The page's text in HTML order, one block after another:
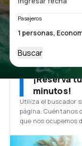
Pasajeros
Buscar
¡Reserva
minutos!
Utiliza el buscador
página. Cuéntanos
que nos ocupemos